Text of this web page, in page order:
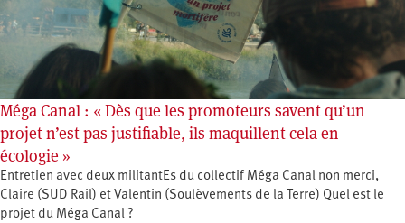
Méga Canal : « Dès que les promoteurs savent qu’un
projet n’est pas justifiable, ils maquillent cela en
écologie »
Entretien avec deux militantEs du collectif Méga Canal non merci,
Claire (SUD Rail) et Valentin (Soulèvements de la Terre) Quel est le
projet du Méga Canal ?